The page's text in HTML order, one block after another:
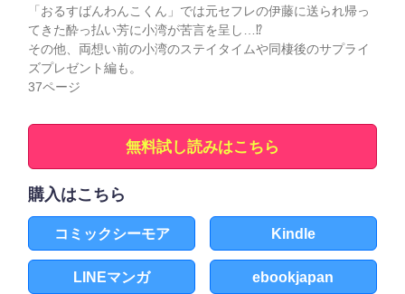
「おるすばんわんこくん」では元セフレの伊藤に送られ帰っ
てきた酔っ払い芳に小湾が苦言を呈し…⁉
その他、両想い前の小湾のステイタイムや同棲後のサプライ
ズプレゼント編も。
37ページ
無料試し読みはこちら
購入はこちら
コミックシーモア Kindle
LINEマンガ ebookjapan